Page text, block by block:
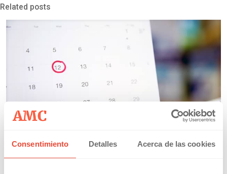
Consentimiento Detalles Acerca de las cookies
Related posts
20/03/2019